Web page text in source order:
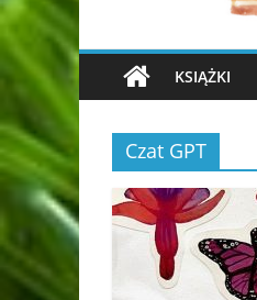
KSIĄŻKI
Czat GPT